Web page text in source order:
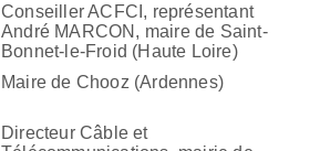
Conseiller ACFCI, représentant
André MARCON, maire de Saint-
Bonnet-le-Froid (Haute Loire)
Maire de Chooz (Ardennes)
Directeur Câble et